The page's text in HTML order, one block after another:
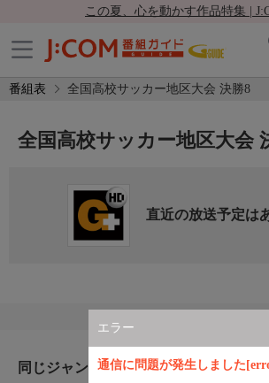
この夏、心を動かす作品特集 |
番組表 全国高校サッカー地区大会 決勝8
エラー
通信に問題が発生しました
全国高校サッカー地区大会
直近の放送予定は
同じジャンルのおすすめ番組